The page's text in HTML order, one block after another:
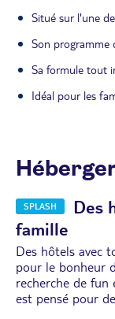
Situé sur l'une
Son programme
Sa formule tout
Idéal pour les
SPLASH
Des
famille
Des hôtels avec
pour le bonheur
recherche de
est pensé pour